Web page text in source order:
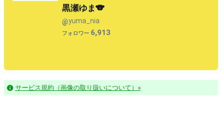
黒瀬ゆま🐨
@yuma_nia
フォロワー 6,913
サービス規約（画像の取り扱いについて）»